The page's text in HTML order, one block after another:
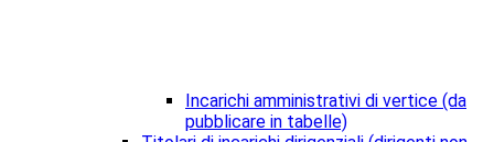
Incarichi amministrativi di vertice (da
pubblicare in tabelle)